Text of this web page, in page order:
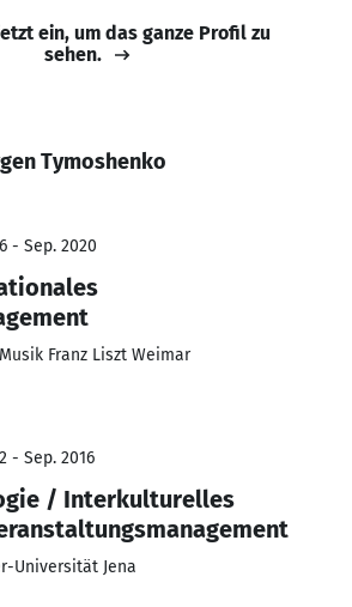
ein, um das ganze Profil zu
sehen.
Tymoshenko
- Sep. 2020
Franz Liszt Weimar
- Sep. 2016
/ Interkulturelles
Universität Jena